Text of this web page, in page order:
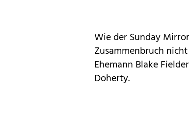
Wie der Sunday
Zusammenbruch
Ehemann Blake
Doherty.